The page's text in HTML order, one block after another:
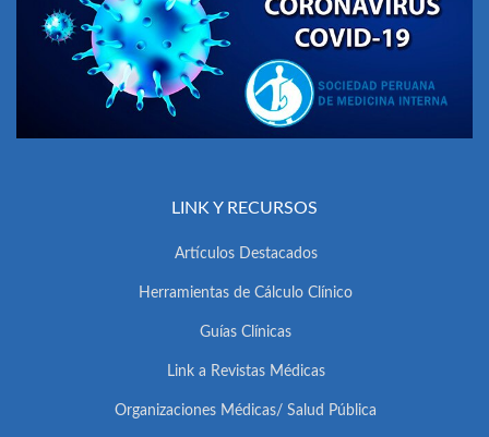
LINK Y RECURSOS
Artículos Destacados
Herramientas de Cálculo Clínico
Guías Clínicas
Link a Revistas Médicas
Organizaciones Médicas/ Salud Pública